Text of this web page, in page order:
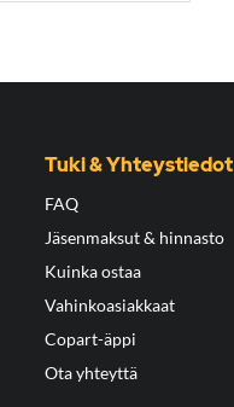
Tuki & Yhteystiedot
FAQ
Jäsenmaksut & hinnasto
Kuinka ostaa
Vahinkoasiakkaat
Copart-äppi
Ota yhteyttä